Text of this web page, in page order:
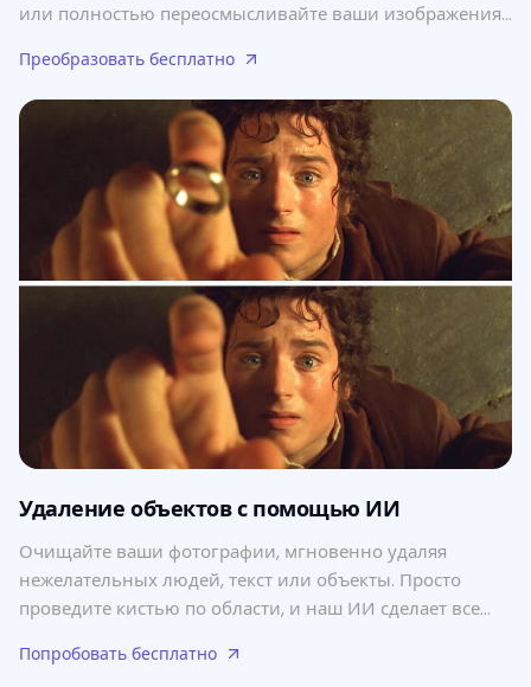
или полностью переосмысливайте ваши изображения
Преобразовать бесплатно
Удаление объектов с помощью ИИ
Очищайте ваши фотографии, мгновенно удаляя
нежелательных людей, текст или объекты. Просто
проведите кистью по области, и наш ИИ сделает все
Попробовать бесплатно